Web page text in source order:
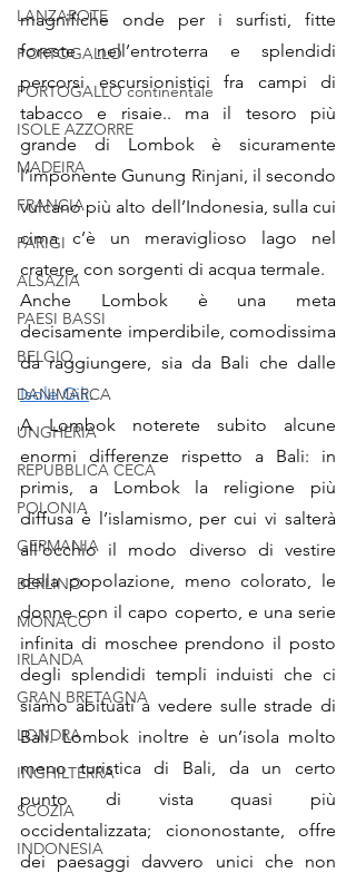
LANZAROTE
PORTOGALLO
PORTOGALLO continentale
ISOLE AZZORRE
MADEIRA
FRANCIA
PARIGI
ALSAZIA
PAESI BASSI
BELGIO
DANIMARCA
UNGHERIA
REPUBBLICA CECA
POLONIA
GERMANIA
BERLINO
MONACO
IRLANDA
GRAN BRETAGNA
LONDRA
INGHILTERRA
SCOZIA
INDONESIA
magnifiche onde per i surfisti, fitte
foreste nell’entroterra e splendidi
percorsi escursionistici fra campi di
tabacco e risaie.. ma il tesoro più
grande di Lombok è sicuramente
l’imponente Gunung Rinjani, il secondo
vulcano più alto dell’Indonesia, sulla cui
cima c’è un meraviglioso lago nel
cratere, con sorgenti di acqua termale.
Anche Lombok è una meta
decisamente imperdibile, comodissima
Isole Gili.
A Lombok noterete subito alcune
enormi differenze rispetto a Bali: in
primis, a Lombok la religione più
diffusa è l’islamismo, per cui vi salterà
all’occhio il modo diverso di vestire
della popolazione, meno colorato, le
donne con il capo coperto, e una serie
infinita di moschee prendono il posto
degli splendidi templi induisti che ci
siamo abituati a vedere sulle strade di
Bali. Lombok inoltre è un’isola molto
meno turistica di Bali, da un certo
punto di vista quasi più
occidentalizzata; ciononostante, offre
dei paesaggi davvero unici che non